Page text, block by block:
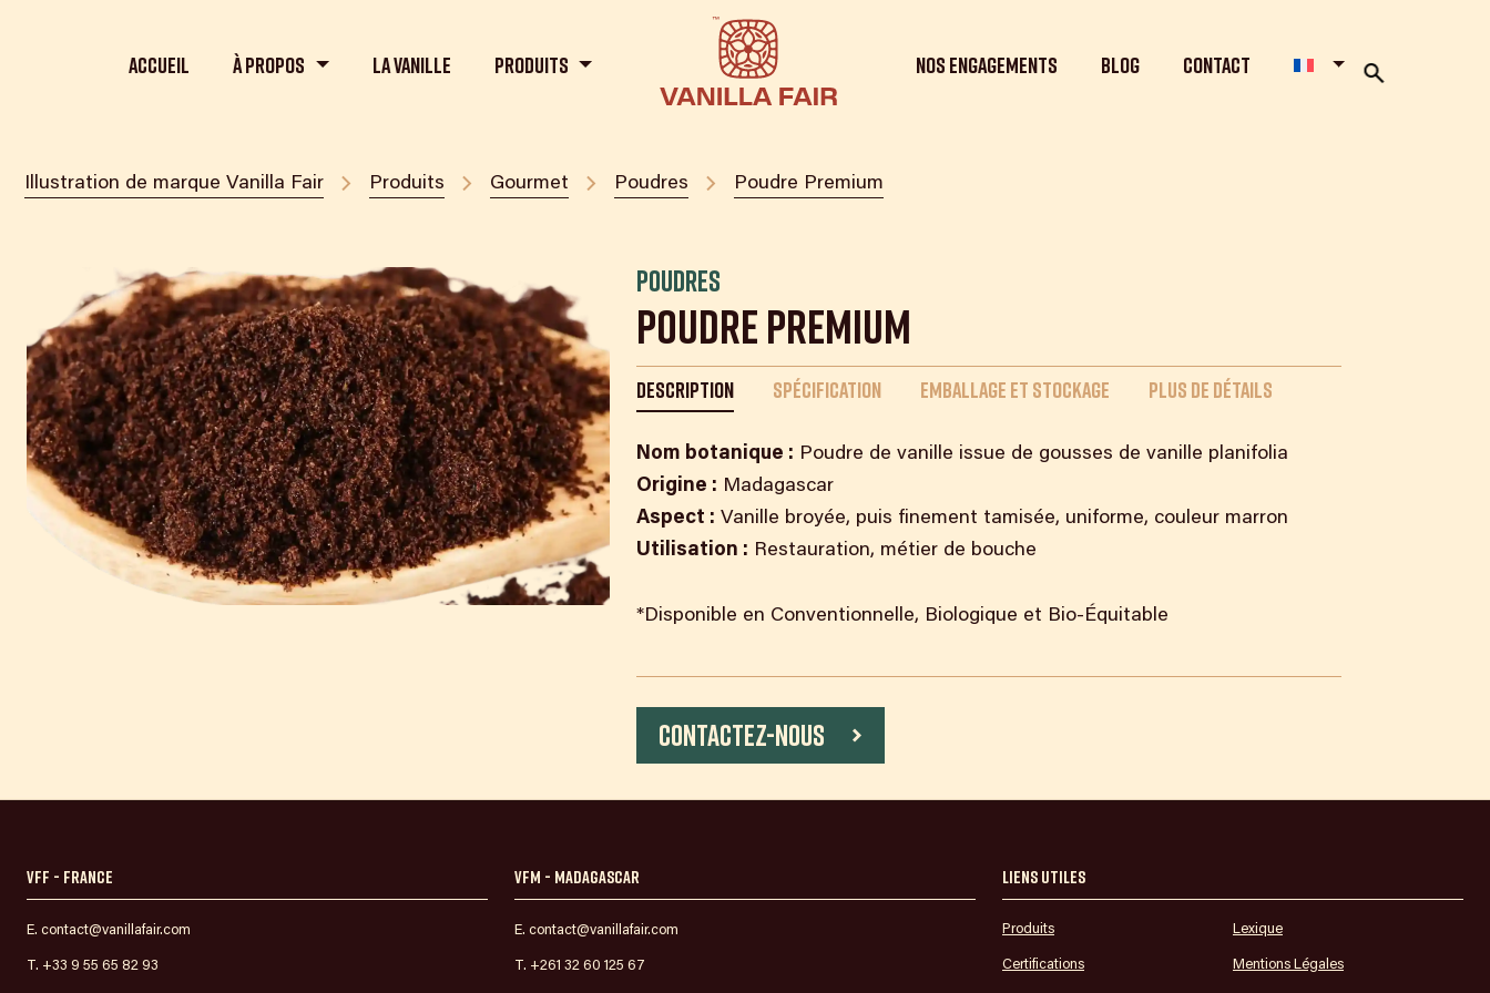
Accueil À propos La Vanille Produits Nos engagements Blog Contact
Illustration de marque Vanilla Fair Produits Gourmet Poudres Poudre Premium
Poudres
Poudre Premium
DESCRIPTION SPÉCIFICATION EMBALLAGE ET STOCKAGE PLUS DE DÉTAILS
Nom botanique : Poudre de vanille issue de gousses de vanille planifolia
Origine : Madagascar
Aspect : Vanille broyée, puis finement tamisée, uniforme, couleur marron
Utilisation : Restauration, métier de bouche
*Disponible en Conventionnelle, Biologique et Bio-Équitable
Contactez-nous
VFF - France
E. contact@vanillafair.com
T. +33 9 55 65 82 93
VFM - Madagascar
E. contact@vanillafair.com
T. +261 32 60 125 67
Liens utiles
Produits Lexique
Certifications Mentions Légales